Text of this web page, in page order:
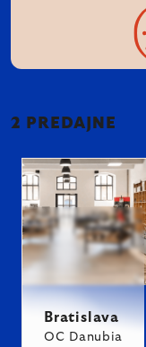
2 PREDAJNE
Bratislava
OC Danubia